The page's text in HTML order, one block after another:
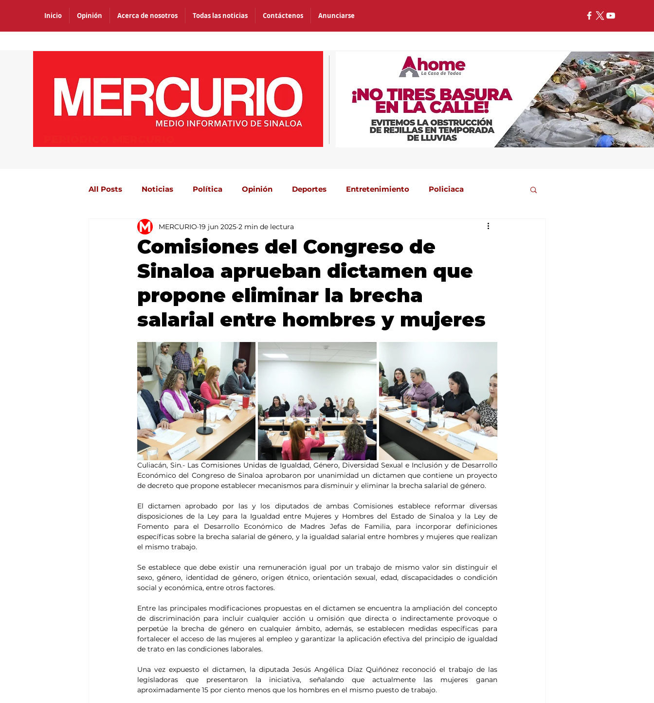
Inicio Opinión Acerca de nosotros Todas las noticias Contáctenos Anunciarse
All Posts Noticias Política Opinión Deportes Entretenimiento Policiaca
Agricultura México Mundo Portada 2
Comisiones del Congreso de
Sinaloa aprueban dictamen que
propone eliminar la brecha
salarial entre hombres y mujeres
MERCURIO 19 jun 2025 2 min de lectura
Culiacán, Sin.- Las Comisiones Unidas de Igualdad, Género, Diversidad Sexual e Inclusión y de Desarrollo
Económico del Congreso de Sinaloa aprobaron por unanimidad un dictamen que contiene un proyecto
de decreto que propone establecer mecanismos para disminuir y eliminar la brecha salarial de género.
El dictamen aprobado por las y los diputados de ambas Comisiones establece reformar diversas
disposiciones de la Ley para la Igualdad entre Mujeres y Hombres del Estado de Sinaloa y la Ley de
Fomento para el Desarrollo Económico de Madres Jefas de Familia, para incorporar definiciones
específicas sobre la brecha salarial de género, y la igualdad salarial entre hombres y mujeres que realizan
el mismo trabajo.
Se establece que debe existir una remuneración igual por un trabajo de mismo valor sin distinguir el
sexo, género, identidad de género, origen étnico, orientación sexual, edad, discapacidades o condición
social y económica, entre otros factores.
Entre las principales modificaciones propuestas en el dictamen se encuentra la ampliación del concepto
de discriminación para incluir cualquier acción u omisión que directa o indirectamente provoque o
perpetúe la brecha de género en cualquier ámbito, además, se establecen medidas específicas para
fortalecer el acceso de las mujeres al empleo y garantizar la aplicación efectiva del principio de igualdad
de trato en las condiciones laborales.
Una vez expuesto el dictamen, la diputada Jesús Angélica Díaz Quiñónez reconoció el trabajo de las
legisladoras que presentaron la iniciativa, señalando que actualmente las mujeres ganan
aproximadamente 15 por ciento menos que los hombres en el mismo puesto de trabajo.